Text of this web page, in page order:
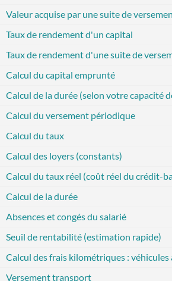
Valeur acquise par une suite de
Taux de rendement d'un capital
Taux de rendement d'une suite de
Calcul du capital emprunté
Calcul de la durée (selon votre capacité
Calcul du versement périodique
Calcul du taux
Calcul des loyers (constants)
Calcul du taux réel (coût réel du crédit-
Calcul de la durée
Absences et congés du salarié
Seuil de rentabilité (estimation rapide)
Calcul des frais kilométriques :
Versement transport